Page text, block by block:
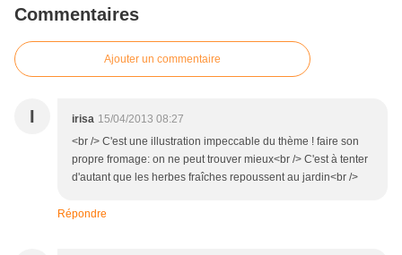
Commentaires
Ajouter un commentaire
I irisa 15/04/2013 08:27
<br /> C'est une illustration impeccable du thème ! faire son
propre fromage: on ne peut trouver mieux<br /> C'est à tenter
d'autant que les herbes fraîches repoussent au jardin<br />
Répondre